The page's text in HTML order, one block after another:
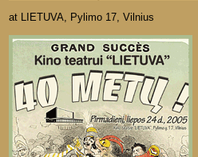
at LIETUVA, Pylimo 17, Vilnius